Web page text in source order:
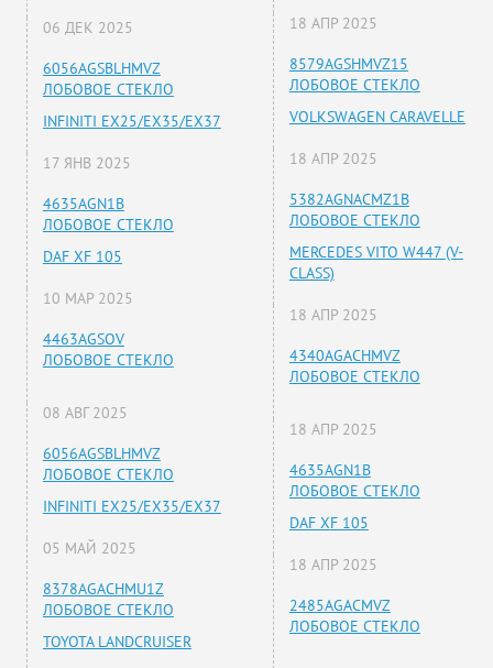
06 ДЕК 2025
6056AGSBLHMVZ
ЛОБОВОЕ СТЕКЛО
INFINITI EX25/EX35/EX37
17 ЯНВ 2025
4635AGN1B
ЛОБОВОЕ СТЕКЛО
DAF XF 105
10 МАР 2025
4463AGSOV
ЛОБОВОЕ СТЕКЛО
08 АВГ 2025
6056AGSBLHMVZ
ЛОБОВОЕ СТЕКЛО
INFINITI EX25/EX35/EX37
05 МАЙ 2025
8378AGACHMU1Z
ЛОБОВОЕ СТЕКЛО
TOYOTA LANDCRUISER
18 АПР 2025
8579AGSHMVZ15
ЛОБОВОЕ СТЕКЛО
VOLKSWAGEN CARAVELLE
18 АПР 2025
5382AGNACMZ1B
ЛОБОВОЕ СТЕКЛО
MERCEDES VITO W447 (V-
CLASS)
18 АПР 2025
4340AGACHMVZ
ЛОБОВОЕ СТЕКЛО
18 АПР 2025
4635AGN1B
ЛОБОВОЕ СТЕКЛО
DAF XF 105
18 АПР 2025
2485AGACMVZ
ЛОБОВОЕ СТЕКЛО